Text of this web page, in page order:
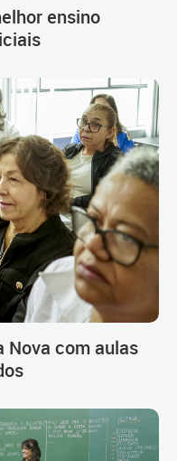
ensino
Nova com aulas